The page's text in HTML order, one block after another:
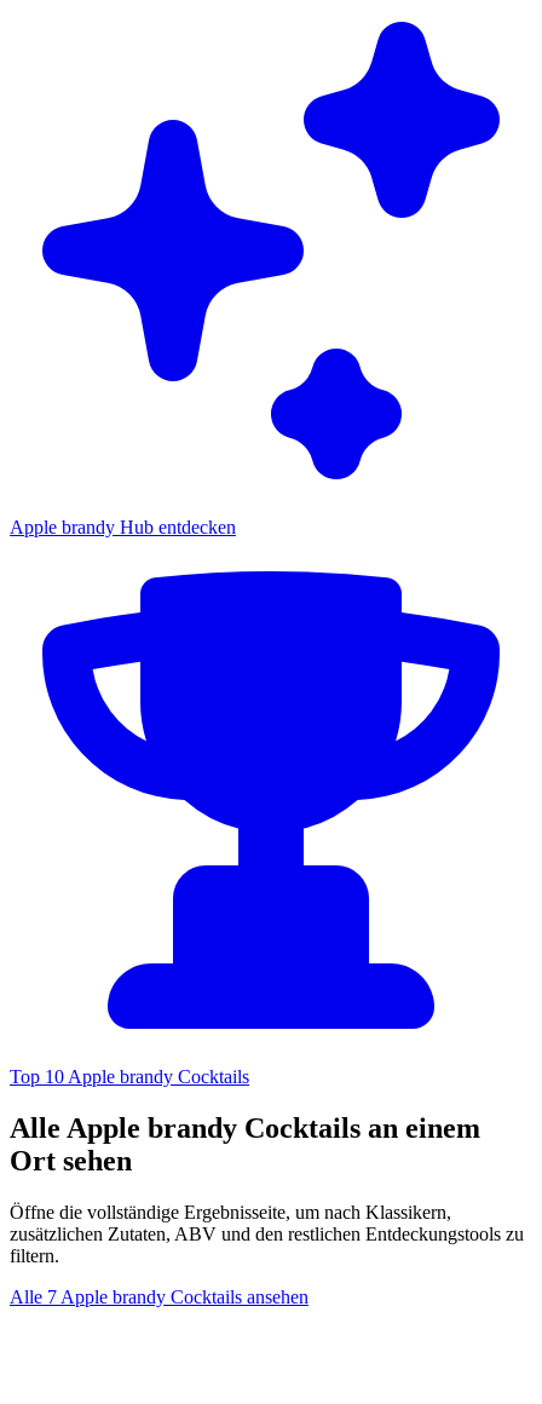
Apple brandy Hub entdecken
Top 10 Apple brandy Cocktails
Alle Apple brandy Cocktails an einem
Ort sehen
Öffne die vollständige Ergebnisseite, um nach Klassikern,
zusätzlichen Zutaten, ABV und den restlichen Entdeckungstools zu
filtern.
Alle 7 Apple brandy Cocktails ansehen